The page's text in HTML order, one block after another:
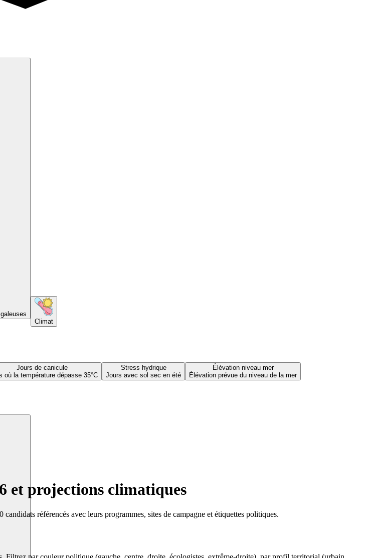
Climat
Jours de canicule
où la température dépasse 35°C
Stress hydrique
Jours avec sol sec en été
Élévation niveau mer
Élévation prévue du niveau de la mer
et projections climatiques
référencés avec leurs programmes, sites de campagne et étiquettes politiques.